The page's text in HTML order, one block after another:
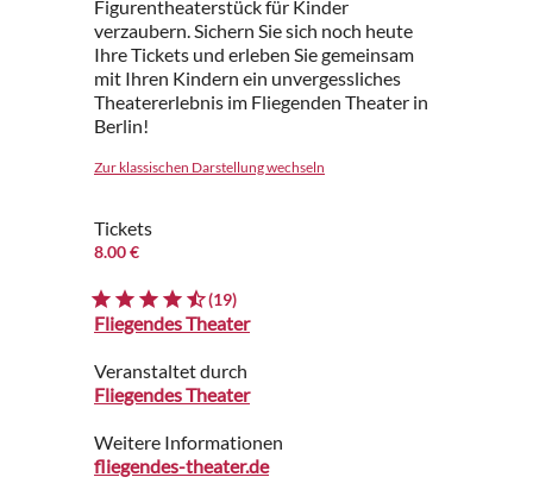
Figurentheaterstück für Kinder
verzaubern. Sichern Sie sich noch heute
Ihre Tickets und erleben Sie gemeinsam
mit Ihren Kindern ein unvergessliches
Theatererlebnis im Fliegenden Theater in
Berlin!
Zur klassischen Darstellung wechseln
Tickets
8.00 €
(19)
Fliegendes Theater
Veranstaltet durch
Fliegendes Theater
Weitere Informationen
fliegendes-theater.de